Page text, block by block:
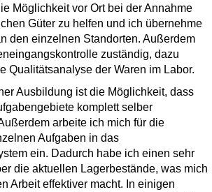
Möglichkeit vor Ort bei der Annahme
Güter zu helfen und ich übernehme
den einzelnen Standorten. Außerdem
zuständig, dazu
Qualitätsanalyse der Waren im Labor.
Ausbildung ist die Möglichkeit, dass
komplett selber
arbeite ich mich für die
Aufgaben in das
ein. Dadurch habe ich einen sehr
die aktuellen Lagerbestände, was mich
Arbeit effektiver macht. In einigen